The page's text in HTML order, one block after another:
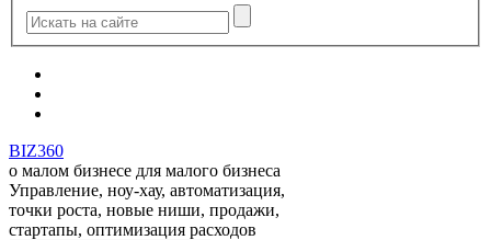
BIZ360
о малом бизнесе для малого бизнеса
Управление, ноу-хау, автоматизация,
точки роста, новые ниши, продажи,
стартапы, оптимизация расходов